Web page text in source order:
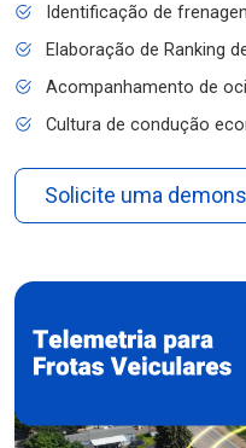
Identificação de
Elaboração de Ranking
Acompanhamento de
Cultura de condução
Solicite uma